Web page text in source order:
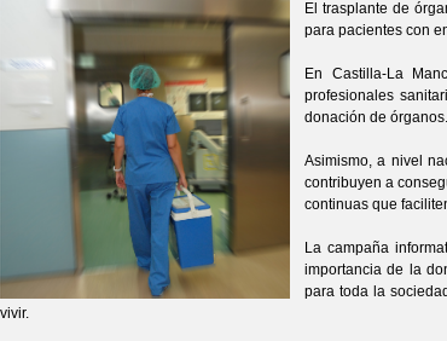
El trasplante de
para pacientes con
En Castilla-La
profesionales
donación de órganos.
Asimismo, a nivel
contribuyen a
continuas que
La campaña
importancia de la
para toda la
vivir.